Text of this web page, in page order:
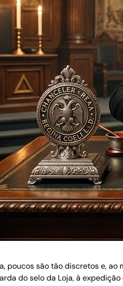
poucos são tão discretos e,
do selo da Loja, à